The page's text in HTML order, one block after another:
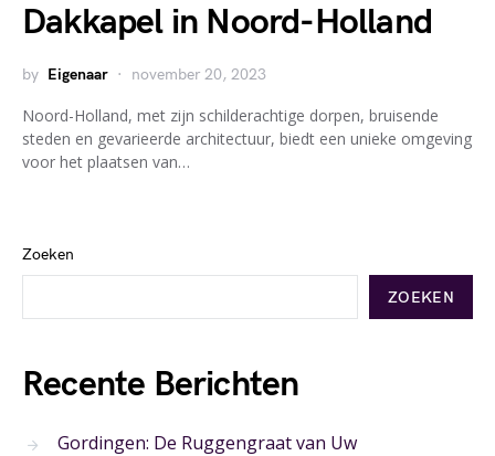
Dakkapel in Noord-Holland
by Eigenaar november 20, 2023
Noord-Holland, met zijn schilderachtige dorpen, bruisende
steden en gevarieerde architectuur, biedt een unieke omgeving
voor het plaatsen van…
Zoeken
ZOEKEN
Recente Berichten
Gordingen: De Ruggengraat van Uw